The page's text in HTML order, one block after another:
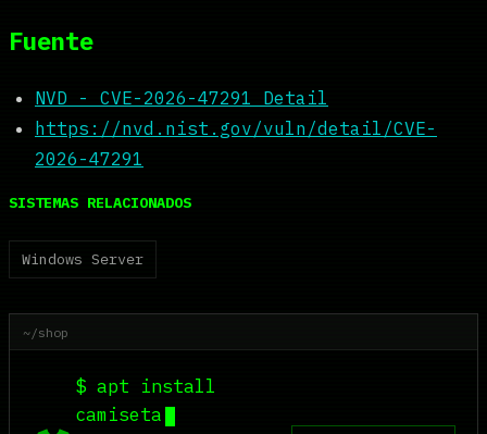
Fuente
NVD - CVE-2026-47291 Detail
https://nvd.nist.gov/vuln/detail/CVE-
2026-47291
SISTEMAS RELACIONADOS
Windows Server
~/shop
$ apt install
camiseta